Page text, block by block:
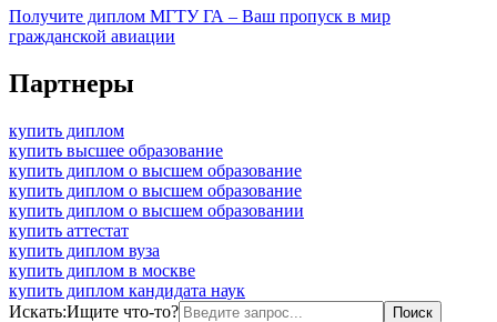
Получите диплом МГТУ ГА – Ваш пропуск в мир
гражданской авиации
Партнеры
купить диплом
купить высшее образование
купить диплом о высшем образование
купить диплом о высшем образование
купить диплом о высшем образовании
купить аттестат
купить диплом вуза
купить диплом в москве
купить диплом кандидата наук
Искать:Ищите что-то?